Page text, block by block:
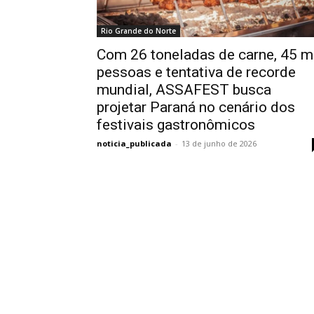
Rio Grande do Norte
Com 26 toneladas de carne, 45
pessoas e tentativa de recorde
mundial, ASSAFEST busca
projetar Paraná no cenário dos
festivais gastronômicos
noticia_publicada - 13 de junho de 2026